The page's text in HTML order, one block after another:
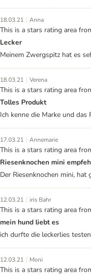
18.03.21 | Anna
This is a stars rating area
Lecker
Meinem Zwergspitz hat es
18.03.21 | Verena
This is a stars rating area
Tolles Produkt
Ich kenne die Marke und
17.03.21 | Annemarie
This is a stars rating area
Riesenknochen mini
Der Riesenknochen mini,
12.03.21 | iris Bahr
This is a stars rating area
mein hund liebt es
ich durfte die leckerlies
12.03.21 | Moni
This is a stars rating area